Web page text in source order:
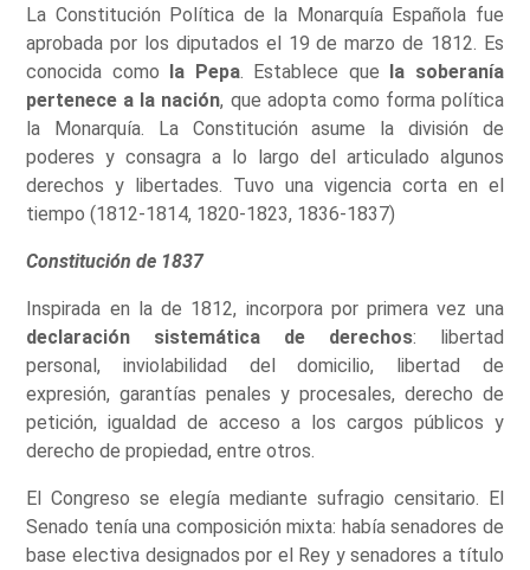
La Constitución Política de la Monarquía Española fue
aprobada por los diputados el 19 de marzo de 1812. Es
conocida como la Pepa. Establece que la soberanía
pertenece a la nación, que adopta como forma política
la Monarquía. La Constitución asume la división de
poderes y consagra a lo largo del articulado algunos
derechos y libertades. Tuvo una vigencia corta en el
tiempo (1812-1814, 1820-1823, 1836-1837)
Constitución de 1837
Inspirada en la de 1812, incorpora por primera vez una
declaración sistemática de derechos: libertad
personal, inviolabilidad del domicilio, libertad de
expresión, garantías penales y procesales, derecho de
petición, igualdad de acceso a los cargos públicos y
derecho de propiedad, entre otros.
El Congreso se elegía mediante sufragio censitario. El
Senado tenía una composición mixta: había senadores de
base electiva designados por el Rey y senadores a título